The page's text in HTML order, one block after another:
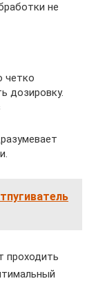
не
четко
дозировку.
проходить